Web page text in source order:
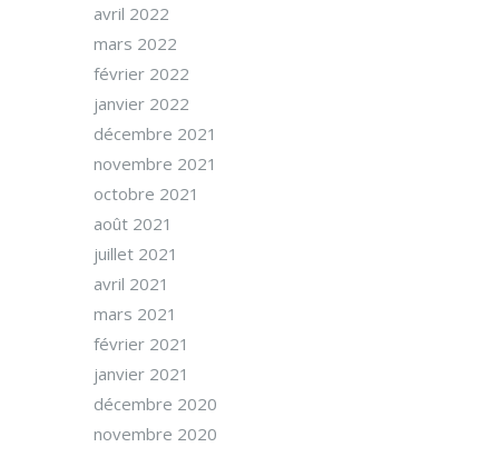
avril 2022
mars 2022
février 2022
janvier 2022
décembre 2021
novembre 2021
octobre 2021
août 2021
juillet 2021
avril 2021
mars 2021
février 2021
janvier 2021
décembre 2020
novembre 2020